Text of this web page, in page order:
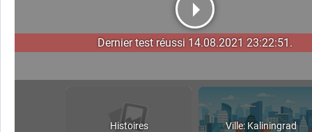
Dernier test réussi 14.08.2021 23:22:51.
Histoires Ville: Kaliningrad